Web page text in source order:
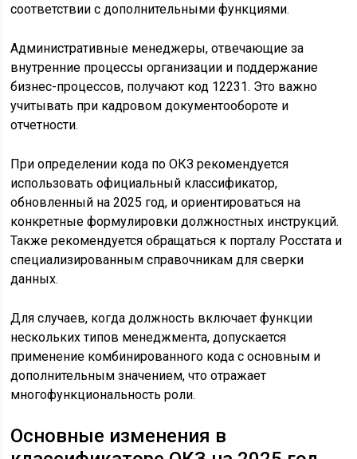
соответствии с дополнительными функциями.
Административные менеджеры, отвечающие за
внутренние процессы организации и поддержание
бизнес-процессов, получают код 12231. Это важно
учитывать при кадровом документообороте и
отчетности.
При определении кода по ОКЗ рекомендуется
использовать официальный классификатор,
обновленный на 2025 год, и ориентироваться на
конкретные формулировки должностных инструкций.
Также рекомендуется обращаться к порталу Росстата и
специализированным справочникам для сверки
данных.
Для случаев, когда должность включает функции
нескольких типов менеджмента, допускается
применение комбинированного кода с основным и
дополнительным значением, что отражает
многофункциональность роли.
Основные изменения в